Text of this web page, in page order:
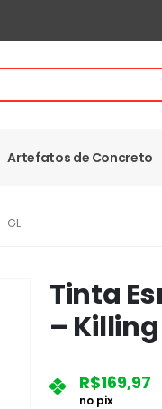
Artefatos de Concreto
-GL
Tinta
–
R$169,97
no pix